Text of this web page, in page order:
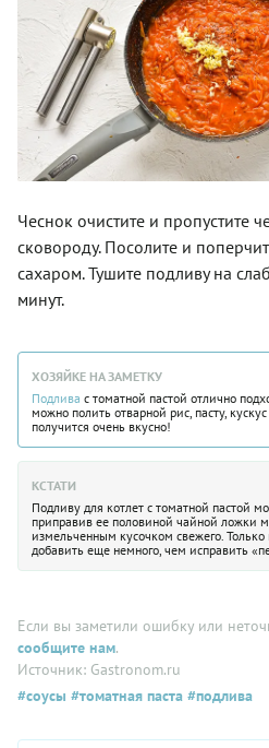
Чеснок очистите и пропустите
сковороду. Посолите и
сахаром. Тушите подливу на
минут.
ХОЗЯЙКЕ НА ЗАМЕТКУ
Подлива с томатной пастой отлично
можно полить отварной рис, пасту,
получится очень вкусно!
КСТАТИ
Подливу для котлет с томатной пастой
приправив ее половиной чайной ложки
измельченным кусочком свежего.
добавить еще немного, чем исправить
Если вы заметили ошибку или
сообщите нам.
Источник: Gastronom.ru
#соусы #томатная паста #подлива